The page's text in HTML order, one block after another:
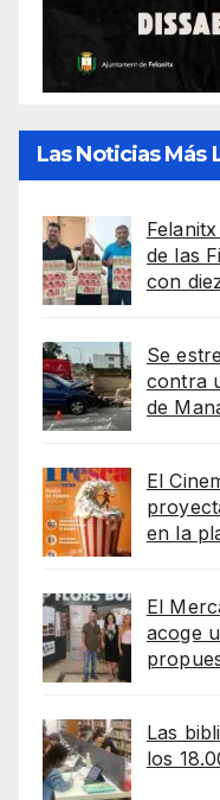
Las Noticias Más
de las
con
Se
contra
de
El
en la
El
acoge
Las
los